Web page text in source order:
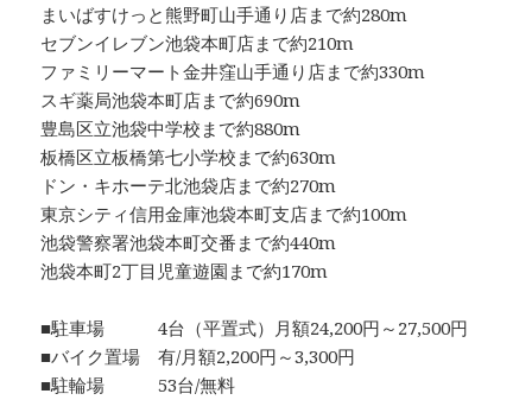
まいばすけっと熊野町山手通り店まで約280m
セブンイレブン池袋本町店まで約210m
ファミリーマート金井窪山手通り店まで約330m
スギ薬局池袋本町店まで約690m
豊島区立池袋中学校まで約880m
板橋区立板橋第七小学校まで約630m
ドン・キホーテ北池袋店まで約270m
東京シティ信用金庫池袋本町支店まで約100m
池袋警察署池袋本町交番まで約440m
池袋本町2丁目児童遊園まで約170m
■駐車場 4台（平置式）月額24,200円～27,500円
■バイク置場 有/月額2,200円～3,300円
■駐輪場 53台/無料